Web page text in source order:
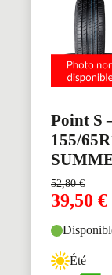
Point S
155/
52,80€
39,50 €
Été